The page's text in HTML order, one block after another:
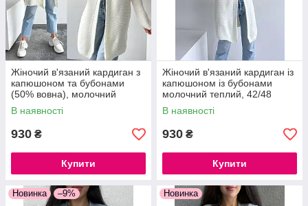
Жіночий в'язаний кардиган з
капюшоном та бубонами
(50% вовна), молочний
В наявності
930 ₴
Купити
Жіночий в'язаний кардиган із
капюшоном із бубонами
молочний теплий, 42/48
В наявності
930 ₴
Купити
Новинка –9% Новинка